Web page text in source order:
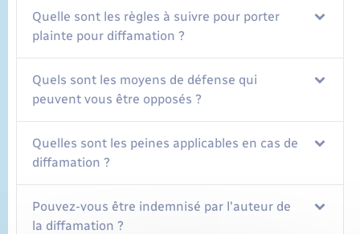
Quelle sont les règles à suivre pour porter
plainte pour diffamation ?
Quels sont les moyens de défense qui
peuvent vous être opposés ?
Quelles sont les peines applicables en cas de
diffamation ?
Pouvez-vous être indemnisé par l'auteur de
la diffamation ?